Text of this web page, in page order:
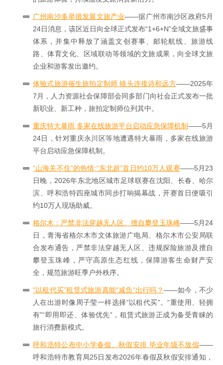
广州南沙多举措发展文旅产业——据广州市南沙区政府5月
24日消息，该区近日向全球正式发布“1+6+N”全域文旅盛事
体系，并集中释放了涵盖文创赛事、邮轮航线、旅游线
路、体育文化、区域联动等领域的文旅成果，向全球文旅
企业和游客发出邀约。
体验式旅游催生旅拍定制师 镜头连接诗和远方——2025年
7月，人力资源社会保障部会同多部门向社会正式发布一批
新职业、新工种，旅拍定制师位列其中。
重庆特大暴雨,多家在线旅游平台启动应急保障机制——5月
24日，针对重庆永川区等地遭遇特大暴雨，多家在线旅游
平台启动应急保障机制。
“山海关不住”的热情:“东北超”首日约10万人观赛——5月23
日晚，2026年东北地区城市足球联赛在沈阳、长春、哈尔
滨、呼和浩特四座城市同步打响揭幕战，开赛首日便吸引
约10万人现场助威。
格尔木：严禁非法穿越无人区、擅自攀登玉珠峰——5月24
日，青海省格尔木市文体旅游广电局、格尔木市公安局联
合发布通告，严禁非法穿越无人区、违规探险旅游及擅自
攀登玉珠峰，严守高原生态红线，保障游客生命财产安
全，规范旅游旺季户外秩序。
“以租代买”租赁式旅游真能“减负”出行吗？——如今，不少
人在出游时像周子莹一样选择“以租代买”。“重使用、轻拥
有”“即用即还、体验优先”，租赁式旅游正成为备受青睐的
旅行消费新模式。
呼和浩特公布中小学春假、秋假安排 毕业年级不放假——
呼和浩特市教育局25日发布2026年春假及秋假安排通知，